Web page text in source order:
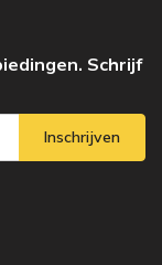
Schrijf
Inschrijven